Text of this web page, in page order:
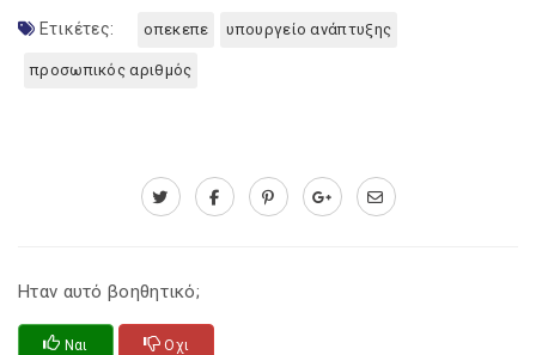
Ετικέτες: οπεκεπε υπουργείο ανάπτυξης
προσωπικός αριθμός
Ηταν αυτό βοηθητικό;
Ναι Οχι